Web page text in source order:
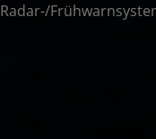
Radar-/